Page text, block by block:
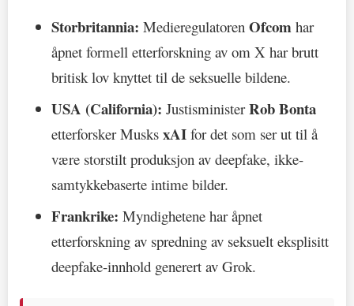
Storbritannia: Medieregulatoren Ofcom har
åpnet formell etterforskning av om X har brutt
britisk lov knyttet til de seksuelle bildene.
USA (California): JustisministerRob Bonta
etterforsker Musks xAI for det som ser ut til å
være storstilt produksjon av deepfake, ikke-
samtykkebaserte intime bilder.
Frankrike: Myndighetene har åpnet
etterforskning av spredning av seksuelt eksplisitt
deepfake-innhold generert av Grok.